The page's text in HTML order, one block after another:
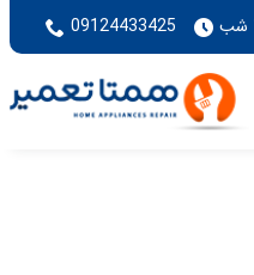
09124433425